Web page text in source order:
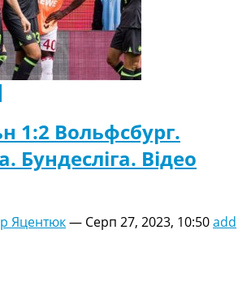
1:2 Вольфсбург.
Бундесліга. Відео
Яцентюк— Серп 27, 2023, 10:50add